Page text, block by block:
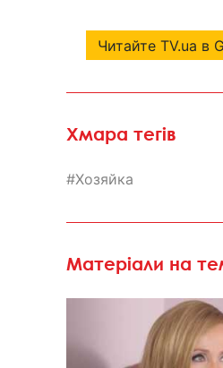
Читайте TV.ua в
Хмара тегів
Хозяйка
Матеріали на